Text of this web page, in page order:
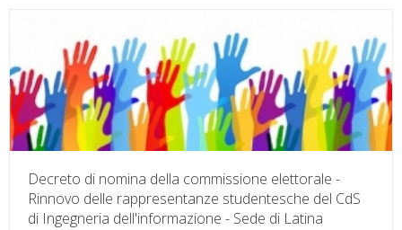
Decreto di nomina della commissione elettorale -
Rinnovo delle rappresentanze studentesche del CdS
di Ingegneria dell'informazione - Sede di Latina